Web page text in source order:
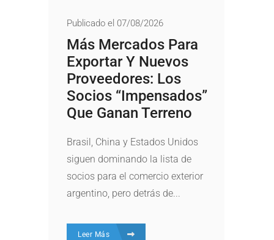
Publicado el 07/08/2026
Más Mercados Para
Exportar Y Nuevos
Proveedores: Los
Socios “impensados”
Que Ganan Terreno
Brasil, China y Estados Unidos
siguen dominando la lista de
socios para el comercio exterior
argentino, pero detrás de...
Leer Más